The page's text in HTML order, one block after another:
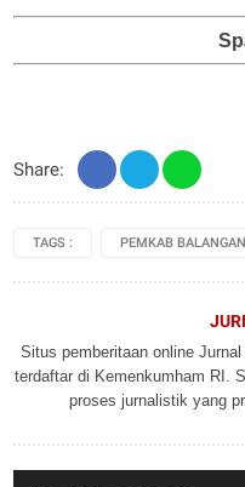
Share:
TAGS : PEMKAB BALANGAN
Situs pemberitaan online
terdaftar di Kemenkumham RI.
proses jurnalistik yang